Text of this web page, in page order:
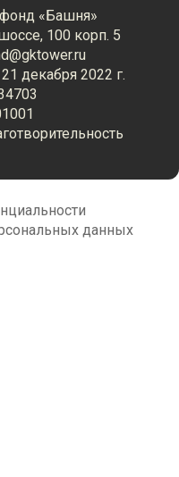
«Башня»
100 корп. 5
декабря 2022 г.
данных